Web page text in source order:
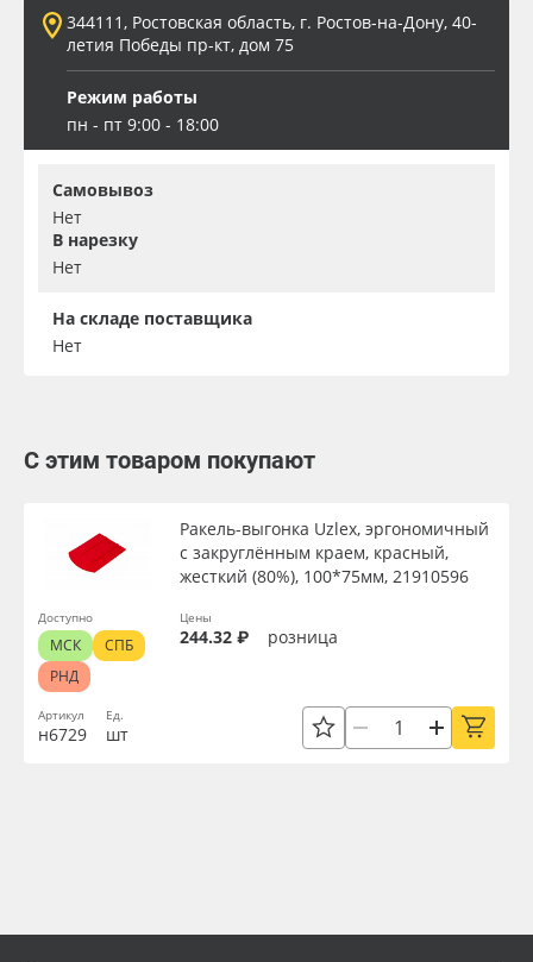
344111, Ростовская область, г. Ростов-на-Дону, 40-
летия Победы пр-кт, дом 75
Режим работы
пн - пт 9:00 - 18:00
Самовывоз
Нет
В нарезку
Нет
На складе поставщика
Нет
С этим товаром покупают
Артикул
н6729
Ракель-выгонка Uzlex, эргономичный
с закруглённым краем, красный,
жесткий (80%), 100*75мм, 21910596
Ед.
шт
Цены
244.32 ₽ розница
Доступно
МСК
СПБ
РНД